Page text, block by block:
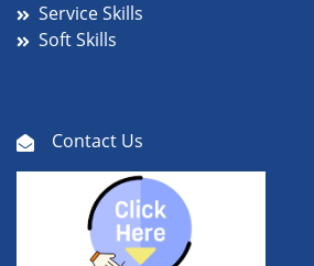
Service Skills
Soft Skills
Contact Us